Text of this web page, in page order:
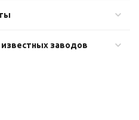
заводов